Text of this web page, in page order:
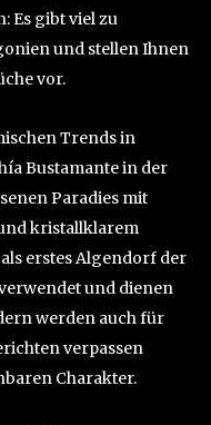
Es gibt viel zu
und stellen Ihnen
vor.
Trends in
Bustamante in der
Paradies mit
kristallklarem
erstes Algendorf der
und dienen
werden auch für
verpassen
Charakter.